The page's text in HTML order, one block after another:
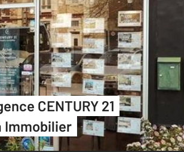
CENTURY 21
Immobilier